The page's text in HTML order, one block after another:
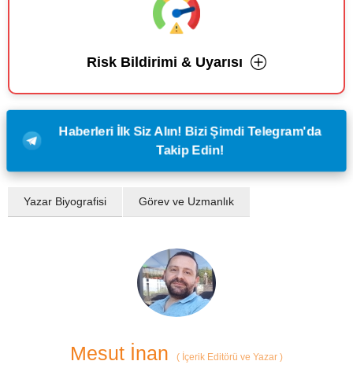
Risk Bildirimi & Uyarısı
Haberleri İlk Siz Alın! Bizi Şimdi Telegram'da
Takip Edin!
Yazar Biyografisi Görev ve Uzmanlık
Mesut İnan ( İçerik Editörü ve Yazar )